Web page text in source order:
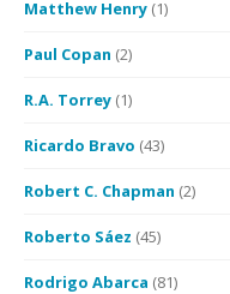
Matthew Henry (1)
Paul Copan (2)
R.A. Torrey (1)
Ricardo Bravo (43)
Robert C. Chapman (2)
Roberto Sáez (45)
Rodrigo Abarca (81)